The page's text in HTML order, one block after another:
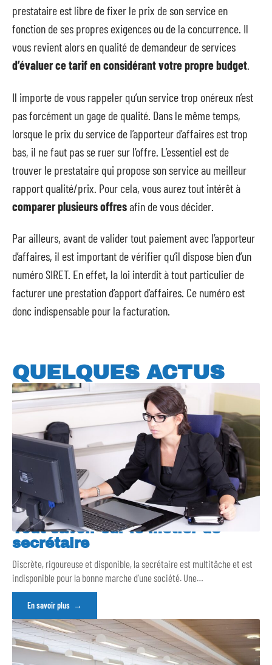
prestataire est libre de fixer le prix de son service en
fonction de ses propres exigences ou de la concurrence. Il
vous revient alors en qualité de demandeur de services
d’évaluer ce tarif en considérant votre propre budget.
Il importe de vous rappeler qu’un service trop onéreux n’est
pas forcément un gage de qualité. Dans le même temps,
lorsque le prix du service de l’apporteur d’affaires est trop
bas, il ne faut pas se ruer sur l’offre. L’essentiel est de
trouver le prestataire qui propose son service au meilleur
rapport qualité/prix. Pour cela, vous aurez tout intérêt à
comparer plusieurs offresafin de vous décider.
Par ailleurs, avant de valider tout paiement avec l’apporteur
d’affaires, il est important de vérifier qu’il dispose bien d’un
numéro SIRET. En effet, la loi interdit à tout particulier de
facturer une prestation d’apport d’affaires. Ce numéro est
donc indispensable pour la facturation.
QUELQUES ACTUS
Tout savoir sur le métier de
secrétaire
Discrète, rigoureuse et disponible, la secrétaire est multitâche et est
indisponible pour la bonne marche d’une société. Une…
En savoir plus